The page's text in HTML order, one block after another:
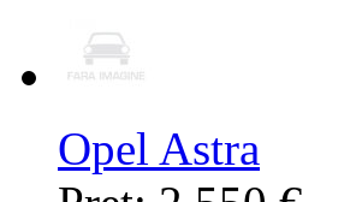
Opel Astra